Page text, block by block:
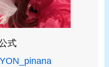
式